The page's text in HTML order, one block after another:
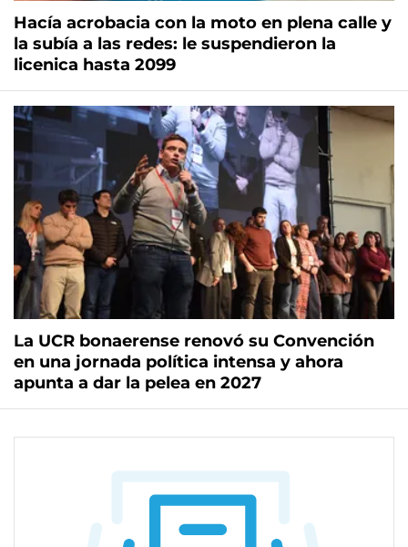
Hacía acrobacia con la moto en plena calle y
la subía a las redes: le suspendieron la
licenica hasta 2099
La UCR bonaerense renovó su Convención
en una jornada política intensa y ahora
apunta a dar la pelea en 2027